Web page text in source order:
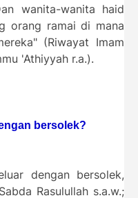
wanita-wanita haid
orang ramai di mana
(Riwayat Imam
'Athiyyah r.a.).
bersolek?
dengan bersolek,
Rasulullah s.a.w.;